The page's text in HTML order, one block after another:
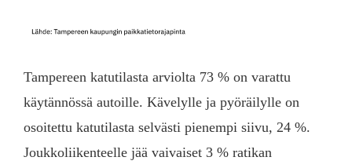
Tampereen katutilasta arviolta 73 % on varattu
käytännössä autoille. Kävelylle ja pyöräilylle on
osoitettu katutilasta selvästi pienempi siivu, 24 %.
Joukkoliikenteelle jää vaivaiset 3 % ratikan